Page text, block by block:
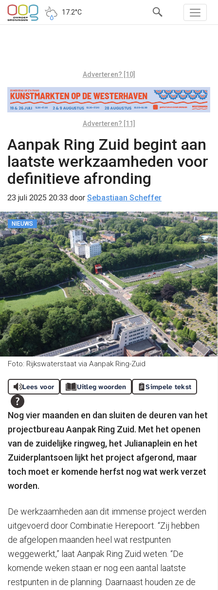
17.2°C
Adverteren? [10]
Adverteren? [11]
Aanpak Ring Zuid begint aan
laatste werkzaamheden voor
definitieve afronding
23 juli 2025 20:33 door Sebastiaan Scheffer
NIEUWS
Foto: Rijkswaterstaat via Aanpak Ring-Zuid
Lees voor Uitleg woorden Simpele tekst
Nog vier maanden en dan sluiten de deuren van het
projectbureau Aanpak Ring Zuid. Met het openen
van de zuidelijke ringweg, het Julianaplein en het
Zuiderplantsoen lijkt het project afgerond, maar
toch moet er komende herfst nog wat werk verzet
worden.
De werkzaamheden aan dit immense project werden
uitgevoerd door Combinatie Herepoort. “Zij hebben
de afgelopen maanden heel wat restpunten
weggewerkt,” laat Aanpak Ring Zuid weten. “De
komende weken staan er nog een aantal laatste
restpunten in de planning. Daarnaast houden ze de